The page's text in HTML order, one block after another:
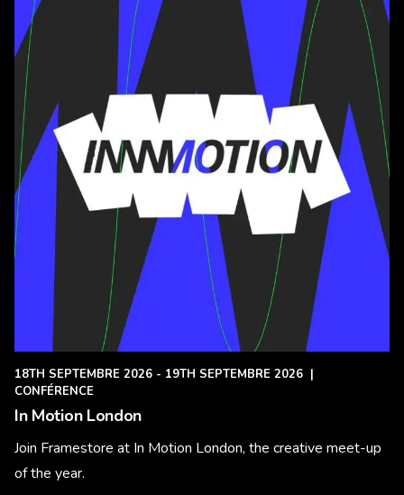
18TH SEPTEMBRE 2026 - 19TH SEPTEMBRE 2026 |
CONFÉRENCE
In Motion London
Join Framestore at In Motion London, the creative meet-up
of the year.